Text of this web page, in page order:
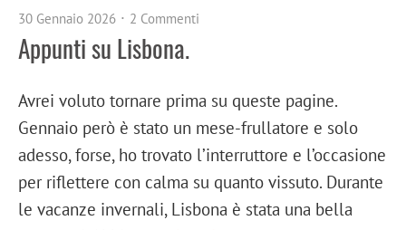
30 Gennaio 2026 2 Commenti
Appunti su Lisbona.
Avrei voluto tornare prima su queste pagine.
Gennaio però è stato un mese-frullatore e solo
adesso, forse, ho trovato l’interruttore e l’occasione
per riflettere con calma su quanto vissuto. Durante
le vacanze invernali, Lisbona è stata una bella